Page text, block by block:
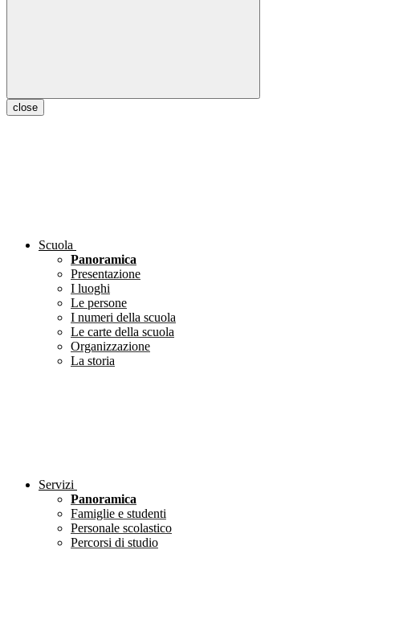
close
Scuola
Panoramica
Presentazione
I luoghi
Le persone
I numeri della scuola
Le carte della scuola
Organizzazione
La storia
Servizi
Panoramica
Famiglie e studenti
Personale scolastico
Percorsi di studio